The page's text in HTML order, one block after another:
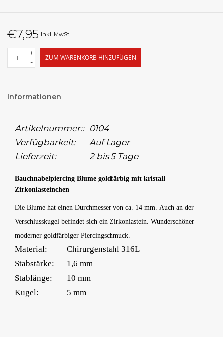
€7,95 Inkl. MwSt.
+
-
ZUM WARENKORB HINZUFÜGEN
Informationen
Artikelnummer:: 0104
Verfügbarkeit:
Auf Lager
Lieferzeit:
2 bis 5 Tage
Bauchnabelpiercing Blume goldfärbig mit kristall
Zirkoniasteinchen
Die Blume hat einen Durchmesser von ca. 14 mm. Auch an der
Verschlusskugel befindet sich ein Zirkoniastein. Wunderschöner
moderner goldfärbiger Piercingschmuck.
Material:
Chirurgenstahl 316L
Stabstärke:
1,6 mm
Stablänge:
10 mm
Kugel:
5 mm